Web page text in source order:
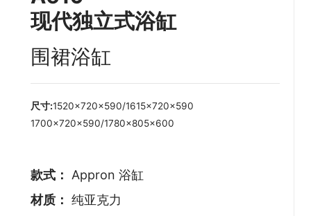
现代独立式浴缸
围裙浴缸
尺寸:1520×720×590/1615×720×590
1700×720×590/1780×805×600
款式：
Appron 浴缸
材质： 纯亚克力